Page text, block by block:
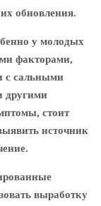
обновления.
у молодых
факторами,
с сальными
другими
стоит
источник
выработку